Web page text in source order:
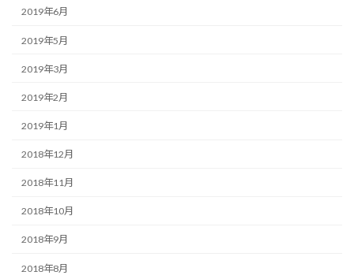
2019年6月
2019年5月
2019年3月
2019年2月
2019年1月
2018年12月
2018年11月
2018年10月
2018年9月
2018年8月